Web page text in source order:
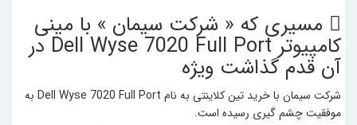
مسیری که « شرکت سیمان » با مینی
کامپیوتر Dell Wyse 7020 Full Port در
آن قدم گذاشت ویژه
شرکت سیمان با خرید تین کلاینتی به نام Dell Wyse 7020 Full Port به
موفقیت چشم گیری رسیده است.